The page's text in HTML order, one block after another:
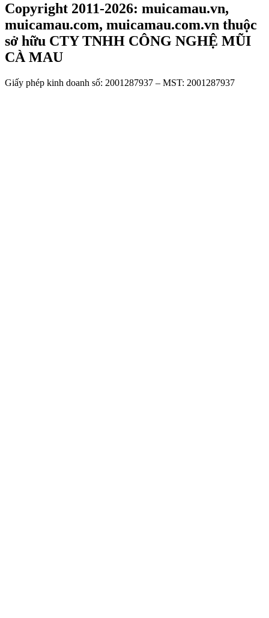
Copyright 2011-2026: muicamau.vn,
muicamau.com, muicamau.com.vn thuộc
sở hữu CTY TNHH CÔNG NGHỆ MŨI
CÀ MAU
Giấy phép kinh doanh số: 2001287937 – MST: 2001287937